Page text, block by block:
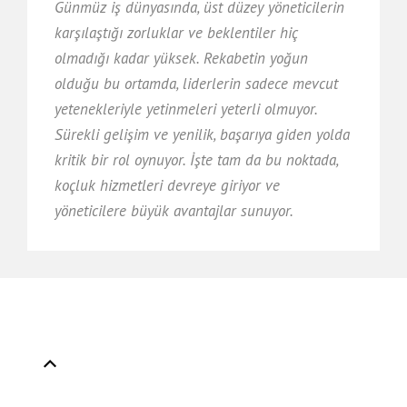
Günmüz iş dünyasında, üst düzey yöneticilerin
karşılaştığı zorluklar ve beklentiler hiç
olmadığı kadar yüksek. Rekabetin yoğun
olduğu bu ortamda, liderlerin sadece mevcut
yetenekleriyle yetinmeleri yeterli olmuyor.
Sürekli gelişim ve yenilik, başarıya giden yolda
kritik bir rol oynuyor. İşte tam da bu noktada,
koçluk hizmetleri devreye giriyor ve
yöneticilere büyük avantajlar sunuyor.